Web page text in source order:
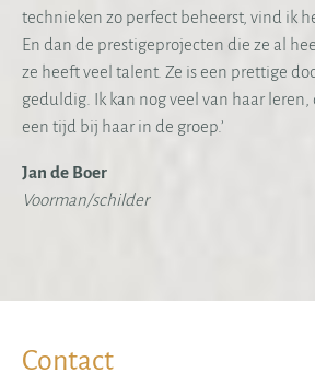
technieken zo perfect beheerst, vind ik
En dan de prestigeprojecten die ze al
ze heeft veel talent. Ze is een prettige
geduldig. Ik kan nog veel van haar
een tijd bij haar in de groep.’
Jan de Boer
Voorman/schilder
Contact